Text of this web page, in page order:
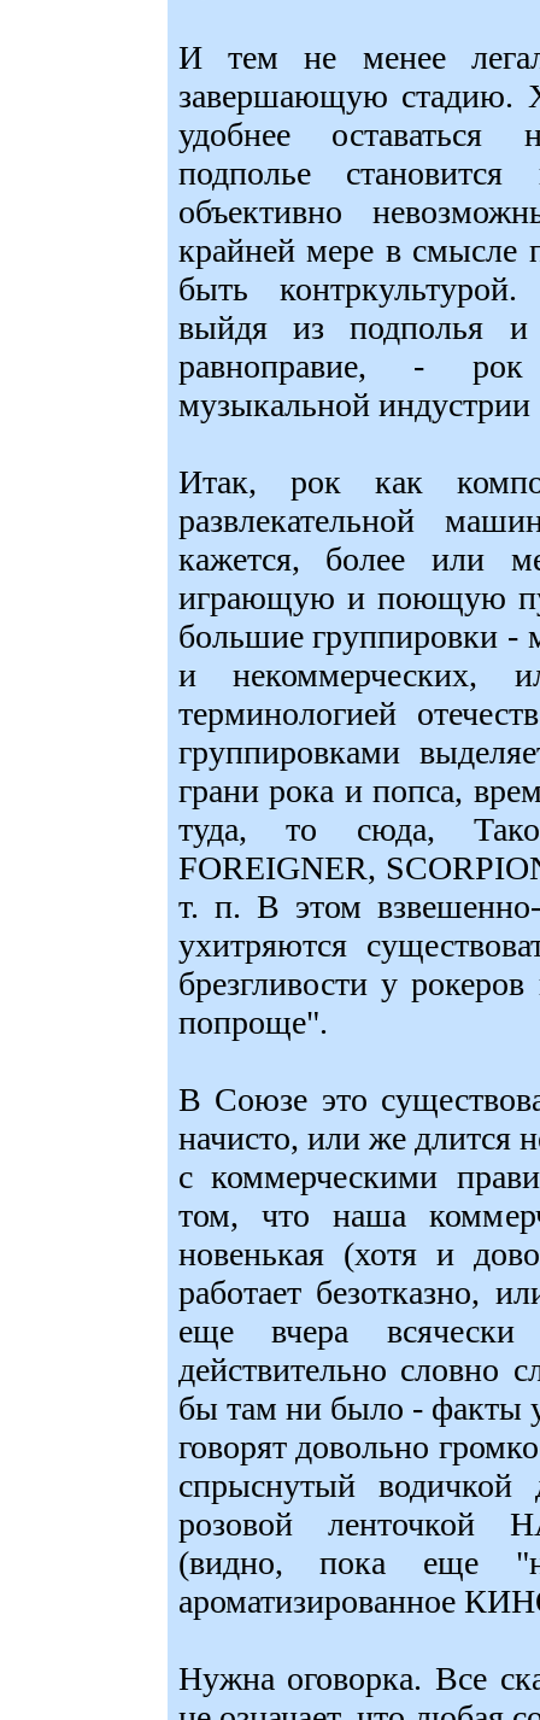
И тем не менее
завершающую стадию.
удобнее оставаться
подполье
объективно
крайней мере в смысле
быть
выйдя из подполья и
равноправие, - рок
музыкальной
Итак, рок как
развлекательной
кажется, более или
играющую и поющую
большие группировки -
и некоммерческих,
терминологией
группировками
грани рока и попса,
туда, то сюда,
FOREIGNER,
т. п. В этом
ухитряются
брезгливости у
попроще".
В Союзе это
начисто, или же длится
с коммерческими
том, что наша
новенькая (хотя и
работает безотказно,
еще вчера всячески
действительно словно
бы там ни было - факты
говорят довольно
спрыснутый водичкой
розовой ленточкой
(видно, пока еще
ароматизированное
Нужна оговорка. Все